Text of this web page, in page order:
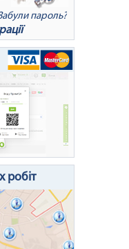
пароль?
x
Ваш
Надіслати
робіт